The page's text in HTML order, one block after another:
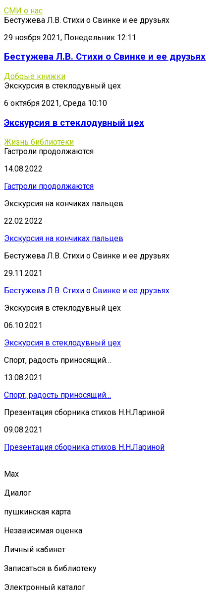
СМИ о нас
Бестужева Л.В. Стихи о Свинке и ее друзьях
29 ноября 2021, Понедельник 12:11
Бестужева Л.В. Стихи о Свинке и ее друзьях
Добрые книжки
Экскурсия в стеклодувный цех
6 октября 2021, Среда 10:10
Экскурсия в стеклодувный цех
Жизнь библиотеки
Гастроли продолжаются
14.08.2022
Гастроли продолжаются
Экскурсия на кончиках пальцев
22.02.2022
Экскурсия на кончиках пальцев
Бестужева Л.В. Стихи о Свинке и ее друзьях
29.11.2021
Бестужева Л.В. Стихи о Свинке и ее друзьях
Экскурсия в стеклодувный цех
06.10.2021
Экскурсия в стеклодувный цех
Спорт, радость приносящий…
13.08.2021
Спорт, радость приносящий…
Презентация сборника стихов Н.Н.Лариной
09.08.2021
Презентация сборника стихов Н.Н.Лариной
Мах
Диалог
пушкинская карта
Независимая оценка
Личный кабинет
Записаться в библиотеку
Электронный каталог